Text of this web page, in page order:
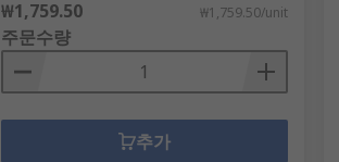
₩1,759.50 ₩1,759.50/unit
주문수량
추가